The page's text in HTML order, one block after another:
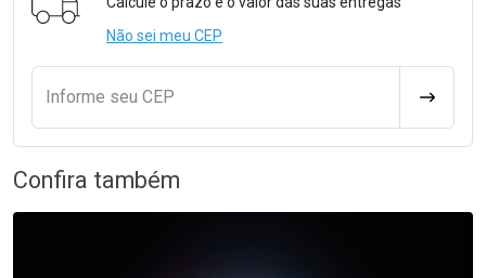
Não sei meu CEP
Informe seu CEP
Confira também